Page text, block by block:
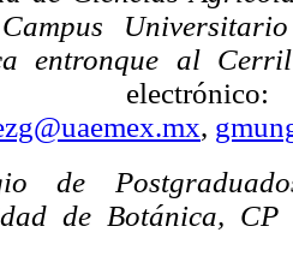
Campus
entronque al
,
de
de Botánica,